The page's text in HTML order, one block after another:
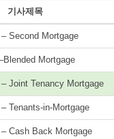
기사제목
Second Mortgage
Mortgage
Joint Tenancy Mortgage
Tenants-in-Mortgage
Cash Back Mortgage